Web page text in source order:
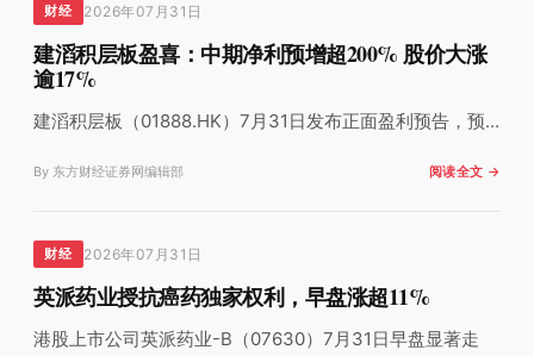
财经 2026年07月31日
建滔积层板盈喜：中期净利预增超200% 股价大涨
逾17%
建滔积层板（01888.HK）7月31日发布正面盈利预告，预...
By 东方财经证券网编辑部 阅读全文 →
财经 2026年07月31日
英派药业授抗癌药独家权利，早盘涨超11%
港股上市公司英派药业-B（07630）7月31日早盘显著走